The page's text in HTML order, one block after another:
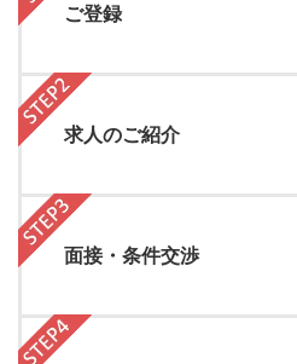
ご登録
求人のご紹介
面接・条件交渉